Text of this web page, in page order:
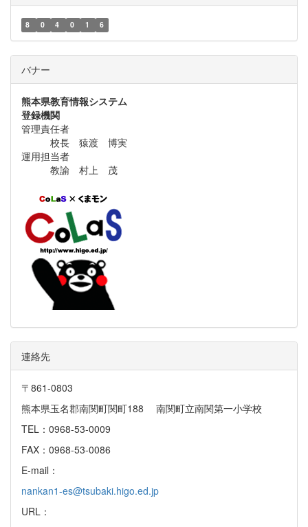
8 0 4 0 1 6
バナー
熊本県教育情報システム
登録機関
管理責任者
校長 猿渡 博実
運用担当者
教諭 村上 茂
連絡先
〒861-0803
熊本県玉名郡南関町関町188 南関町立南関第一小学校
TEL：0968-53-0009
FAX：0968-53-0086
E-mail：
nankan1-es@tsubaki.higo.ed.jp
URL：